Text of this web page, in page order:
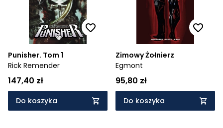
Punisher. Tom 1
Rick Remender
147,40 zł
Do koszyka
Zimowy Żołnierz
Egmont
95,80 zł
Do koszyka